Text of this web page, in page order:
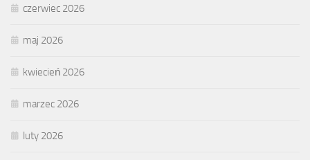
czerwiec 2026
maj 2026
kwiecień 2026
marzec 2026
luty 2026